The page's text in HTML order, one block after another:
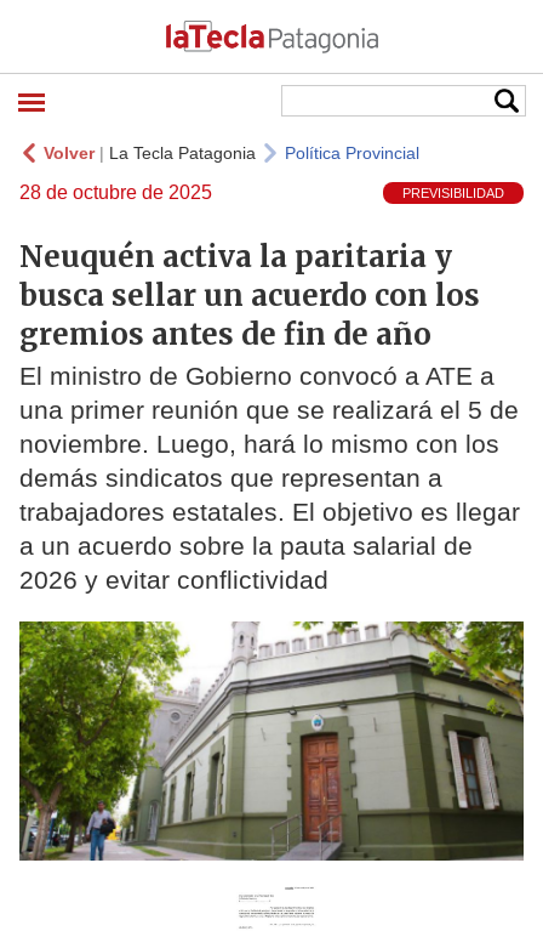
Volver| La Tecla Patagonia Política Provincial
28 de octubre de 2025 PREVISIBILIDAD
Neuquén activa la paritaria y
busca sellar un acuerdo con los
gremios antes de fin de año
El ministro de Gobierno convocó a ATE a
una primer reunión que se realizará el 5 de
noviembre. Luego, hará lo mismo con los
demás sindicatos que representan a
trabajadores estatales. El objetivo es llegar
a un acuerdo sobre la pauta salarial de
2026 y evitar conflictividad